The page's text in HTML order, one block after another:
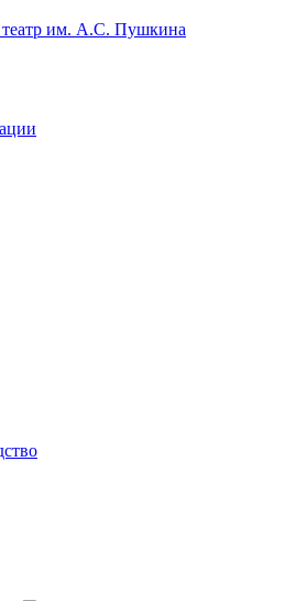
театр им. А.С. Пушкина